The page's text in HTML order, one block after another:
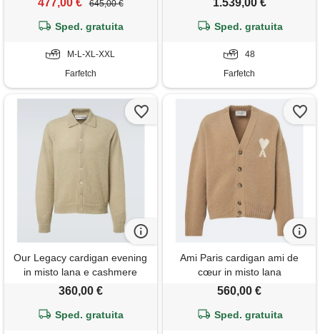
477,00 € 645,00 €
Sped. gratuita
M-L-XL-XXL
Farfetch
1.539,00 €
Sped. gratuita
48
Farfetch
Our Legacy cardigan evening
in misto lana e cashmere
360,00 €
Sped. gratuita
Ami Paris cardigan ami de
cœur in misto lana
560,00 €
Sped. gratuita